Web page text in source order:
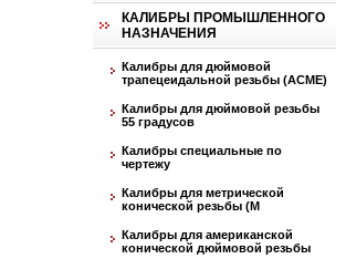
КАЛИБРЫ ПРОМЫШЛЕННОГО
НАЗНАЧЕНИЯ
Калибры для дюймовой
трапецеидальной резьбы (АСМЕ)
Калибры для дюймовой резьбы
55 градусов
Калибры специальные по
чертежу
Калибры для метрической
конической резьбы (М
Калибры для американской
конической дюймовой резьбы